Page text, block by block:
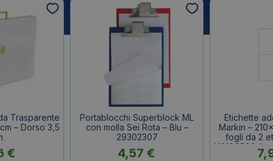
Trasparente
– Dorso 3,5
€
Portablocchi Superblock ML
con molla Sei Rota – Blu –
29302307
4,57 €
Etichette
Markin –
fogli da 2
X210C509